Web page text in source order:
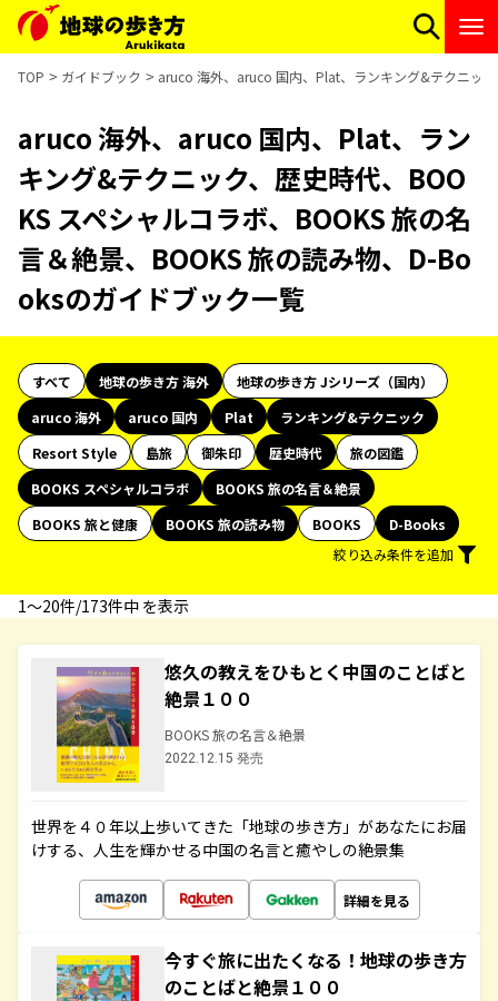
TOP ガイドブック aruco 海外、aruco 国内、Plat、ランキング&テクニッ
aruco 海外、aruco 国内、Plat、ラン
キング&テクニック、歴史時代、BOO
KS スペシャルコラボ、BOOKS 旅の名
言＆絶景、BOOKS 旅の読み物、D-Bo
oksのガイドブック一覧
すべて 地球の歩き方 海外
地球の歩き方 Jシリーズ（国内）
aruco 海外
aruco 国内 Plat
ランキング&テクニック
Resort Style
島旅 御朱印 歴史時代
旅の図鑑
BOOKS スペシャルコラボ
BOOKS 旅の名言＆絶景
BOOKS 旅と健康
BOOKS 旅の読み物 BOOKS
D-Books
絞り込み条件を追加
1〜20件/173件中 を表示
悠久の教えをひもとく中国のことばと
絶景１００
BOOKS 旅の名言＆絶景
2022.12.15 発売
世界を４０年以上歩いてきた「地球の歩き方」があなたにお届
けする、人生を輝かせる中国の名言と癒やしの絶景集
詳細を見る
今すぐ旅に出たくなる！地球の歩き方
のことばと絶景１００